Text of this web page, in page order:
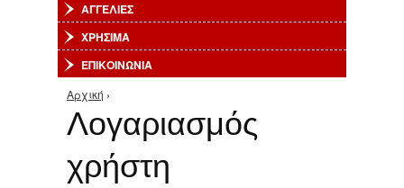
ΑΓΓΕΛΙΕΣ
ΧΡΗΣΙΜΑ
ΕΠΙΚΟΙΝΩΝΙΑ
Είστε εδώ
Αρχική ›
Λογαριασμός
χρήστη